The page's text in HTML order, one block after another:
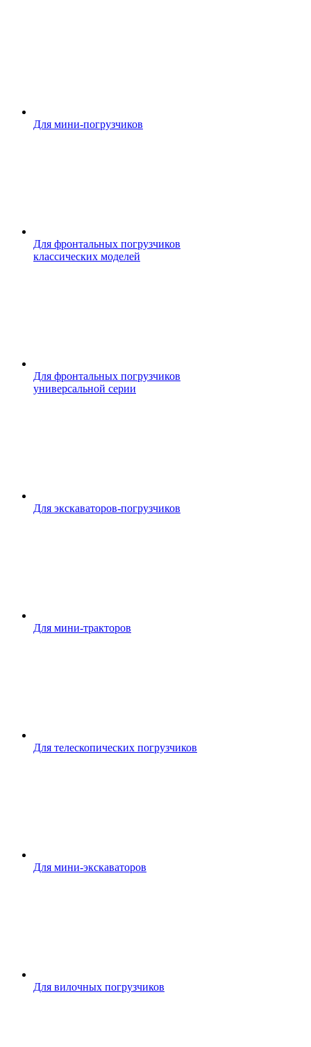
Для мини-погрузчиков
Для фронтальных погрузчиков
классических моделей
Для фронтальных погрузчиков
универсальной серии
Для экскаваторов-погрузчиков
Для мини-тракторов
Для телескопических погрузчиков
Для мини-экскаваторов
Для вилочных погрузчиков